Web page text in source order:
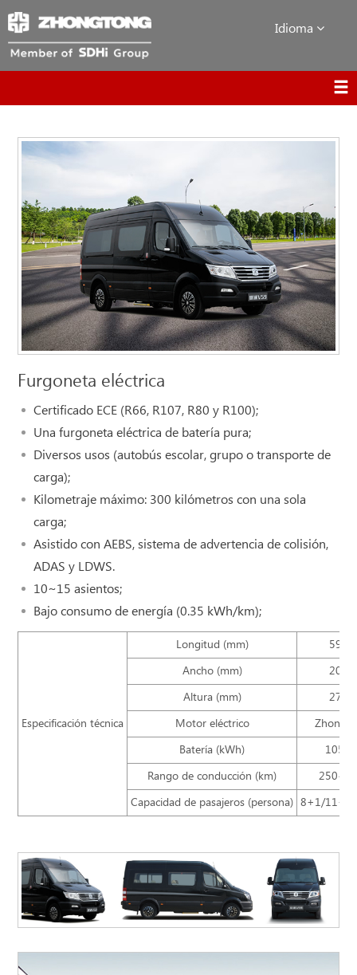
Idioma
Furgoneta eléctrica
Certificado ECE (R66, R107, R80 y R100);
Una furgoneta eléctrica de batería pura;
Diversos usos (autobús escolar, grupo o transporte de
carga);
Kilometraje máximo: 300 kilómetros con una sola
carga;
Asistido con AEBS, sistema de advertencia de colisión,
ADAS y LDWS.
10~15 asientos;
Bajo consumo de energía (0.35 kWh/km);
Especificación técnica
Longitud (mm)
5930
Ancho (mm)
2040
Altura (mm)
2720
Motor eléctrico
Batería (kWh)
Rango de conducción (km)
Capacidad de pasajeros (persona) 8+1/